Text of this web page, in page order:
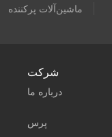
ماشین‌آلات پرکننده
شرکت
درباره ما
پرس